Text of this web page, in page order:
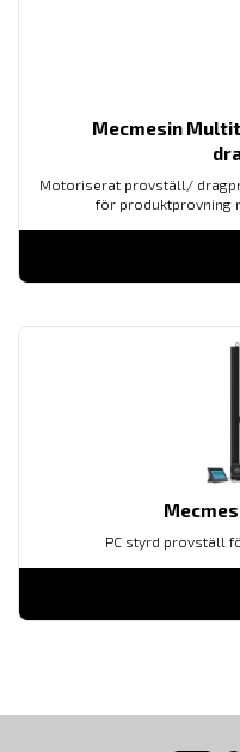
Mecmesin
Motoriserat provställ/
för produktprovning
PC styrd provställ